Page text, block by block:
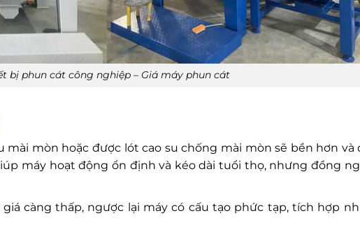
bị phun cát công nghiệp – Giá máy phun cát
mài mòn hoặc được lót cao su chống mài mòn sẽ bền hơn và
máy hoạt động ổn định và kéo dài tuổi thọ, nhưng đồng
càng thấp, ngược lại máy có cấu tạo phức tạp, tích hợp